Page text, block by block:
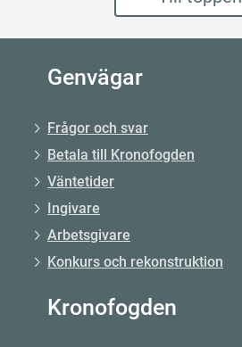
Genvägar
Frågor och svar
Betala till Kronofogden
Väntetider
Ingivare
Arbetsgivare
Konkurs och rekonstruktion
Kronofogden